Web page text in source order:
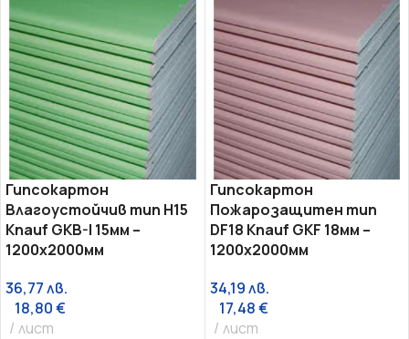
Гипсокартон
Влагоустойчив тип H15
Knauf GKB-I 15мм –
1200х2000мм
36,77лв.
18,80€
лист
Гипсокартон
Пожарозащитен тип
DF18 Knauf GKF 18мм –
1200х2000мм
34,19лв.
17,48€
лист